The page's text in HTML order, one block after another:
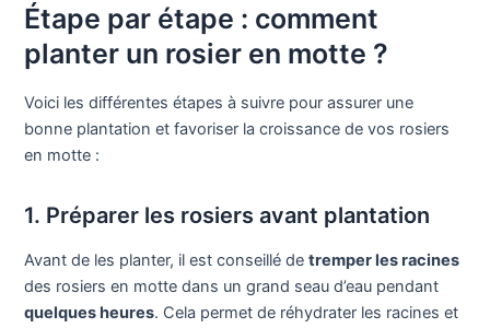
Étape par étape : comment
planter un rosier en motte ?
Voici les différentes étapes à suivre pour assurer une
bonne plantation et favoriser la croissance de vos rosiers
en motte :
1. Préparer les rosiers avant plantation
Avant de les planter, il est conseillé detremper les racines
des rosiers en motte dans un grand seau d’eau pendant
quelques heures. Cela permet de réhydrater les racines et